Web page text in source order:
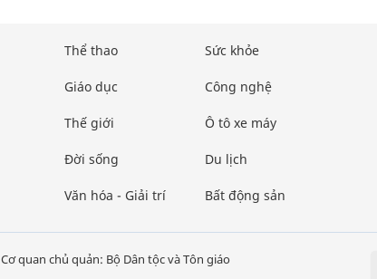
Thể thao
Giáo dục
Thế giới
Đời sống
Văn hóa - Giải trí
Sức khỏe
Công nghệ
Ô tô xe máy
Du lịch
Bất động sản
Cơ quan chủ quản: Bộ Dân tộc và Tôn giáo